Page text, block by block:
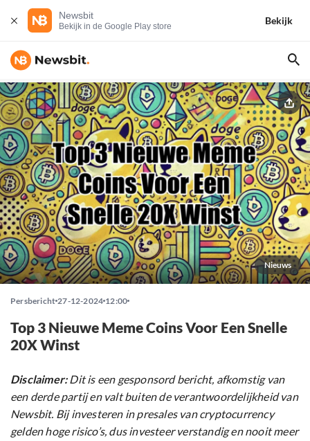
Newsbit
Bekijk in de Google Play store
Bekijk
Nieuws
Persbericht 27-12-2024 12:00
Top 3 Nieuwe Meme Coins Voor Een Snelle
20X Winst
Disclaimer:Dit is een gesponsord bericht, afkomstig van
een derde partij en valt buiten de verantwoordelijkheid van
Newsbit. Bij investeren in presales van cryptocurrency
gelden hoge risico’s, dus investeer verstandig en nooit meer